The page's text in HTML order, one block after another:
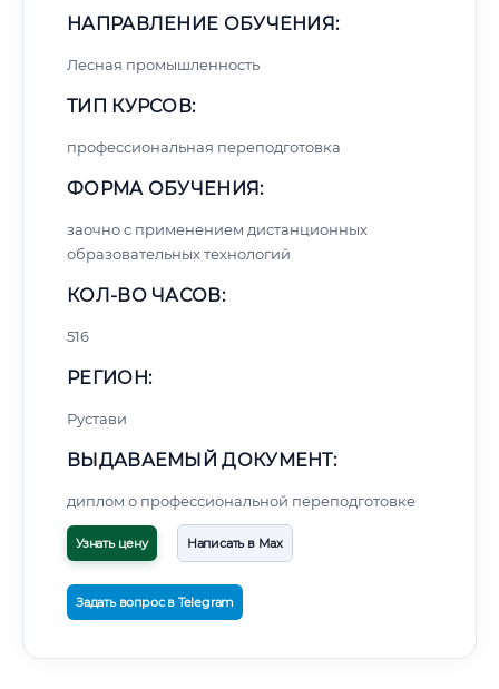
НАПРАВЛЕНИЕ ОБУЧЕНИЯ:
Лесная промышленность
ТИП КУРСОВ:
профессиональная переподготовка
ФОРМА ОБУЧЕНИЯ:
заочно с применением дистанционных
образовательных технологий
КОЛ-ВО ЧАСОВ:
516
РЕГИОН:
Рустави
ВЫДАВАЕМЫЙ ДОКУМЕНТ:
диплом о профессиональной переподготовке
Узнать цену Написать в Max
Задать вопрос в Telegram